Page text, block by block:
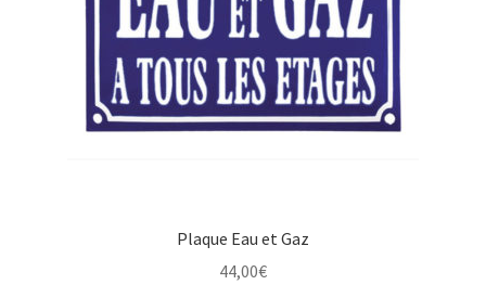
Plaque Eau et Gaz
44,00€